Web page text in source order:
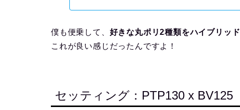
僕も便乗して、 好きな丸ポリ2種類をハイブリッド
これが良い感じだったんですよ！
セッティング：PTP130 x BV125